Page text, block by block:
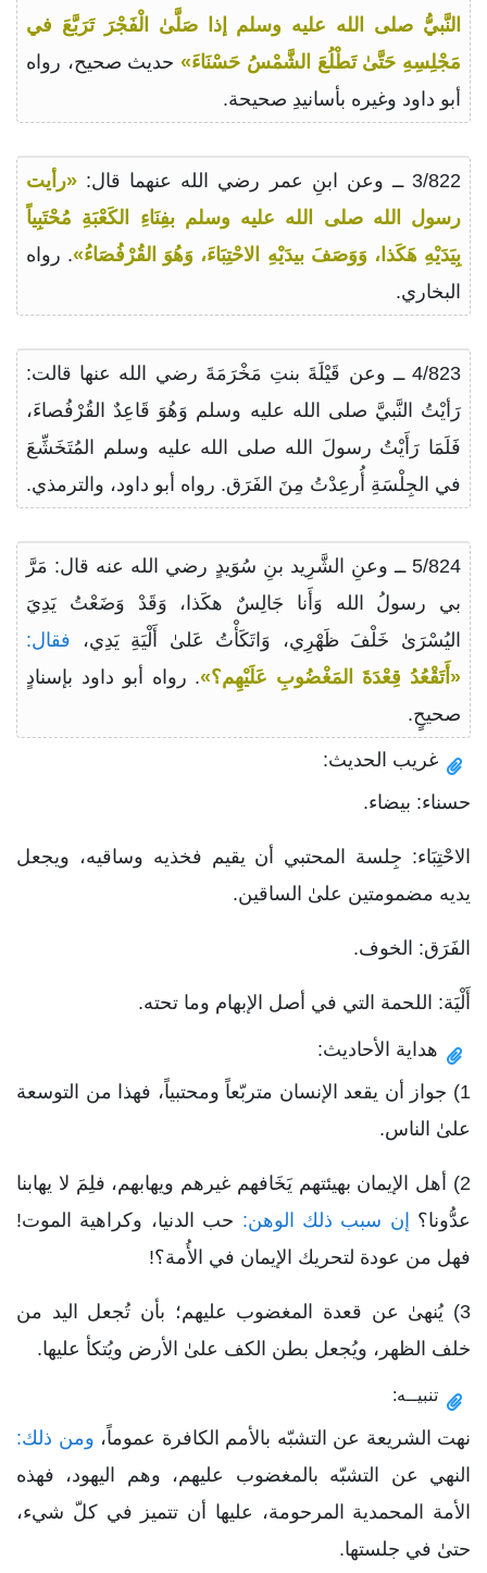
النَّبيُّ صلى الله عليه وسلم إذا صَلَّىٰ الْفَجْرَ تَرَبَّعَ في
مَجْلِسِهِ حَتَّىٰ تَطْلُعَ الشَّمْسُ حَسْنَاءَ»حديث صحيح، رواه
أبو داود وغيره بأسانيدِ صحيحة.
3/822 ــ وعن ابنِ عمر رضي الله عنهما قال:
«رأيت
رسول الله صلى الله عليه وسلم بفِنَاءِ الكَعْبَةِ مُحْتَبِياً
بِيَدَيْهِ هَكَذا، وَوَصَفَ بيدَيْهِ الاحْتِبَاءَ، وَهُوَ القُرْفُصَاءُ». رواه
البخاري.
4/823 ــ وعن قَيْلَةَ بنتِ مَخْرَمَةَ رضي الله عنها قالت:
رَأيْتُ النَّبيَّ صلى الله عليه وسلم وَهُوَ قَاعِدٌ القُرْفُصاءَ،
فَلَمَا رَأَيْتُ رسولَ الله صلى الله عليه وسلم المُتَخَشِّعَ
في الجِلْسَةِ أُرعِدْتُ مِنَ الفَرَق. رواه أبو داود، والترمذي.
5/824 ــ وعنِ الشَّرِيد بنِ سُوَيدٍ رضي الله عنه قال: مَرَّ
بي رسولُ الله وَأَنا جَالِسٌ هكَذا، وَقَدْ وَضَعْتُ يَدِيَ
اليُسْرَىٰ خَلْفَ ظَهْرِي، وَاتَكَأْتُ عَلىٰ أَلْيَةِ يَدِي،
فقال:
«أَتَقْعُدُ قِعْدَةَ المَغْضُوبِ عَلَيْهِم؟». رواه أبو داود بإسنادٍ
صحيحٍ.
غريب الحديث:
حسناء: بيضاء.
الاحْتِبَاء: جِلسة المحتبي أن يقيم فخذيه وساقيه، ويجعل
يديه مضمومتين علىٰ الساقين.
الفَرَق: الخوف.
أَلْيَة: اللحمة التي في أصل الإبهام وما تحته.
هداية الأحاديث:
1) جواز أن يقعد الإنسان متربّعاً ومحتبياً، فهذا من التوسعة
علىٰ الناس.
2) أهل الإيمان بهيئتهم يَخَافهم غيرهم ويهابهم، فلِمَ لا يهابنا
عدُّونا؟ إن سبب ذلك الوهن: حب الدنيا، وكراهية الموت!
فهل من عودة لتحريك الإيمان في الأُمة؟!
3) يُنهىٰ عن قعدة المغضوب عليهم؛ بأن تُجعل اليد من
خلف الظهر، ويُجعل بطن الكف علىٰ الأرض ويُتكأ عليها.
تنبيــه:
نهت الشريعة عن التشبّه بالأمم الكافرة عموماً، ومن ذلك:
النهي عن التشبّه بالمغضوب عليهم، وهم اليهود، فهذه
الأمة المحمدية المرحومة، عليها أن تتميز في كلّ شيء،
حتىٰ في جلستها.